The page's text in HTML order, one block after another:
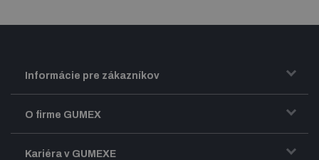
Informácie pre zákazníkov
Doprava a zasielanie tovaru
Obchodné podmienky
O firme GUMEX
Predstavenie firmy GUMEX
Kariéra v GUMEXE